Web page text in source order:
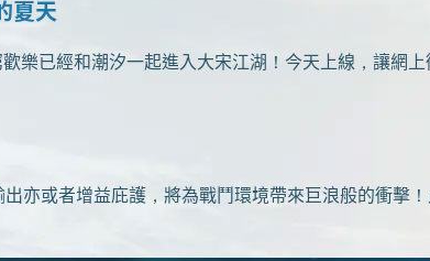
夏天
已經和潮汐一起進入大宋江湖！今天上線，讓網
或者增益庇護，將為戰鬥環境帶來巨浪般的衝擊